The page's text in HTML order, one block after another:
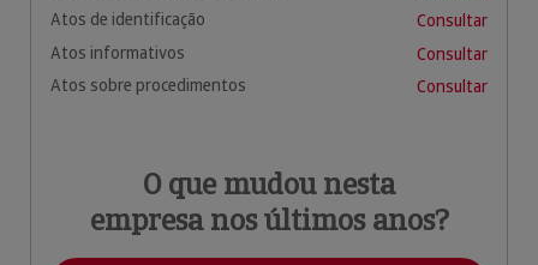
Atos de identificação
Consultar
Atos informativos
Consultar
Atos sobre procedimentos
Consultar
O que mudou nesta
empresa nos últimos anos?